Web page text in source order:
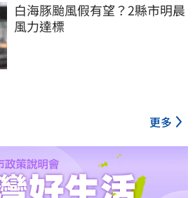
白海豚颱風假有望？2縣市明晨
風力達標
更多